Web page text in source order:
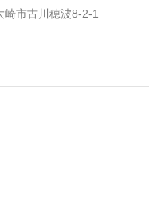
市古川穂波8-2-1